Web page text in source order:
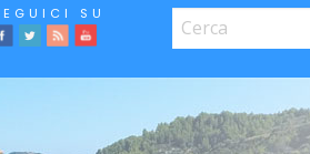
facebook
Twitter
FeedYoutube